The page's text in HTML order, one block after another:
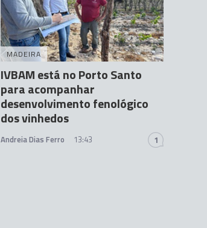
MADEIRA
IVBAM está no Porto Santo
para acompanhar
desenvolvimento fenológico
dos vinhedos
Andreia Dias Ferro 13:43 1